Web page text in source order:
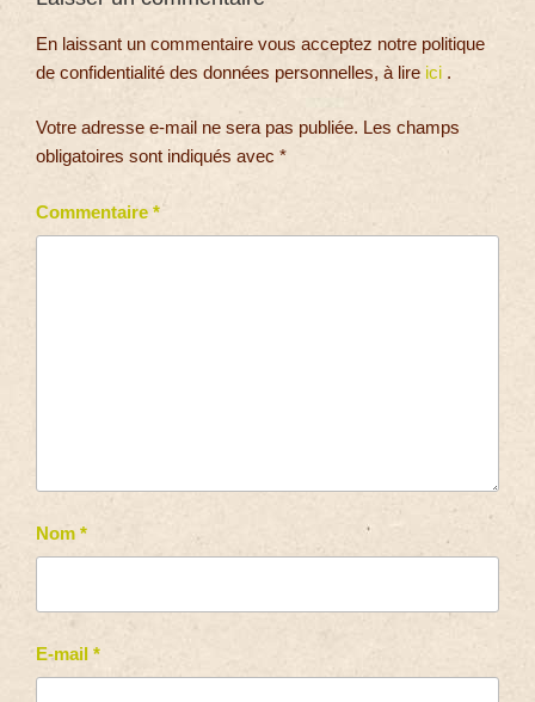
En laissant un commentaire vous acceptez notre politique
de confidentialité des données personnelles, à lire ici .
Votre adresse e-mail ne sera pas publiée. Les champs
obligatoires sont indiqués avec *
Commentaire *
Nom *
E-mail *